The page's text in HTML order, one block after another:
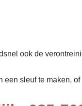
ook de
sleuf te maken,